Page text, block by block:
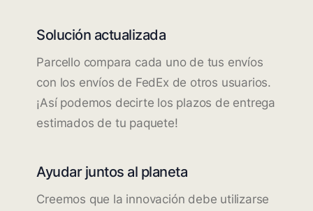
Solución actualizada
Parcello compara cada uno de tus envíos
con los envíos de FedEx de otros usuarios.
¡Así podemos decirte los plazos de entrega
estimados de tu paquete!
Ayudar juntos al planeta
Creemos que la innovación debe utilizarse